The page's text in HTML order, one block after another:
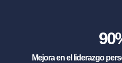
90
Mejora en el liderazgo